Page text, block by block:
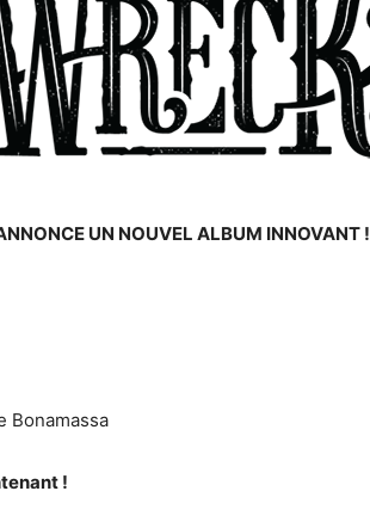
UN NOUVEL ALBUM INNOVANT !
Bonamassa
!